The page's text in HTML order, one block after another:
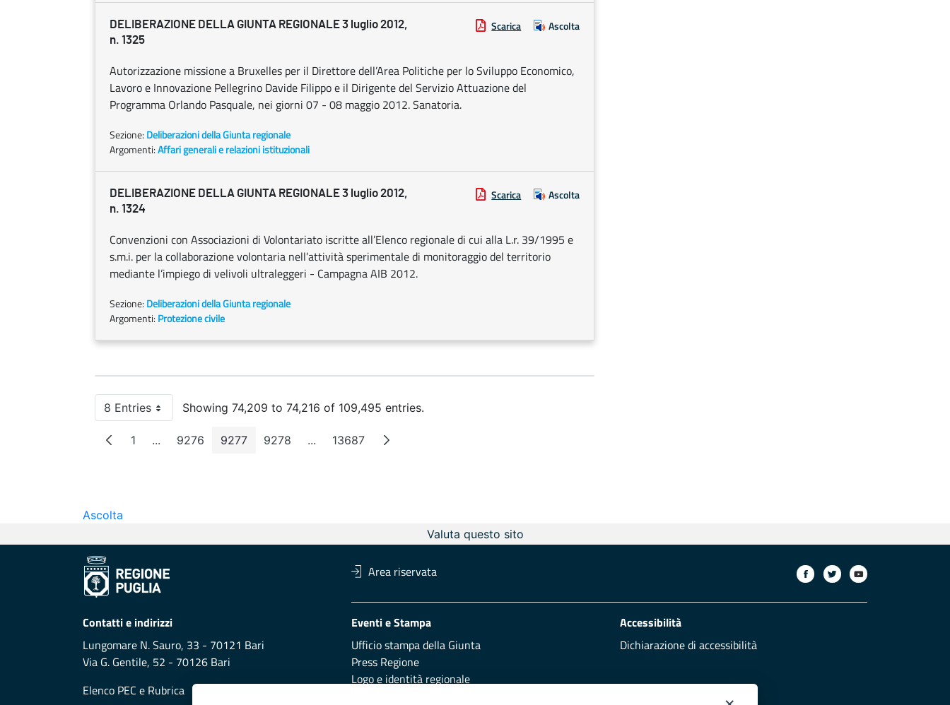
DELIBERAZIONE DELLA GIUNTA REGIONALE 3 luglio 2012,
n. 1325
Scarica Ascolta
Autorizzazione missione a Bruxelles per il Direttore dell’Area Politiche per lo Sviluppo Economico,
Lavoro e Innovazione Pellegrino Davide Filippo e il Dirigente del Servizio Attuazione del
Programma Orlando Pasquale, nei giorni 07 - 08 maggio 2012. Sanatoria.
Sezione: Deliberazioni della Giunta regionale
Argomenti:Affari generali e relazioni istituzionali
DELIBERAZIONE DELLA GIUNTA REGIONALE 3 luglio 2012,
n. 1324
Scarica Ascolta
Convenzioni con Associazioni di Volontariato iscritte all’Elenco regionale di cui alla L.r. 39/1995 e
s.m.i. per la collaborazione volontaria nell’attività sperimentale di monitoraggio del territorio
mediante l’impiego di velivoli ultraleggeri - Campagna AIB 2012.
Sezione: Deliberazioni della Giunta regionale
Argomenti: Protezione civile
8 EntriesPer PageShowing 74,209 to 74,216 of 109,495 entries.
Page
1 ...Intermediate Pages
Page
9276 Page
9277 Page
9278 ...Intermediate Pages
Page
13687
Ascolta
Valuta questo sito
Area riservata
Contatti e indirizzi
Lungomare N. Sauro, 33 - 70121 Bari
Via G. Gentile, 52 - 70126 Bari
Elenco PEC e Rubrica
Eventi e Stampa
Ufficio stampa della Giunta
Press Regione
Logo e identità regionale
Accessibilità
Dichiarazione di accessibilità